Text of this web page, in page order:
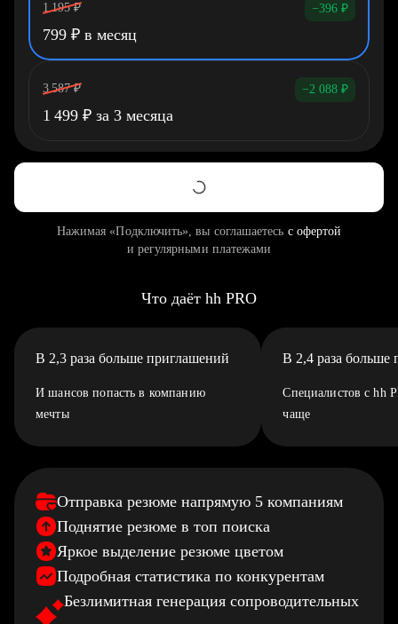
1 195 ₽ −396 ₽
799 ₽ в месяц
3 587 ₽ −2 088 ₽
1 499 ₽ за 3 месяца
Нажимая «Подключить», вы соглашаетесь с офертой
и регулярными платежами
Что даёт hh PRO
В 2,3 раза больше приглашений
И шансов попасть в компанию
мечты
В 2,4 раза больше
Специалистов с hh
чаще
Отправка резюме напрямую 5 компаниям
Поднятие резюме в топ поиска
Яркое выделение резюме цветом
Подробная статистика по конкурентам
Безлимитная генерация сопроводительных